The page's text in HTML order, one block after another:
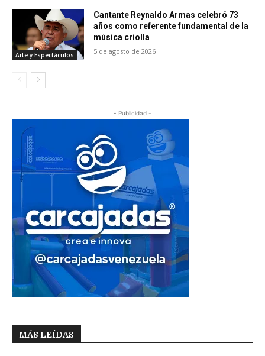
Arte y Espectáculos
Cantante Reynaldo Armas celebró 73
años como referente fundamental de la
música criolla
5 de agosto de 2026
- Publicidad -
MÁS LEÍDAS